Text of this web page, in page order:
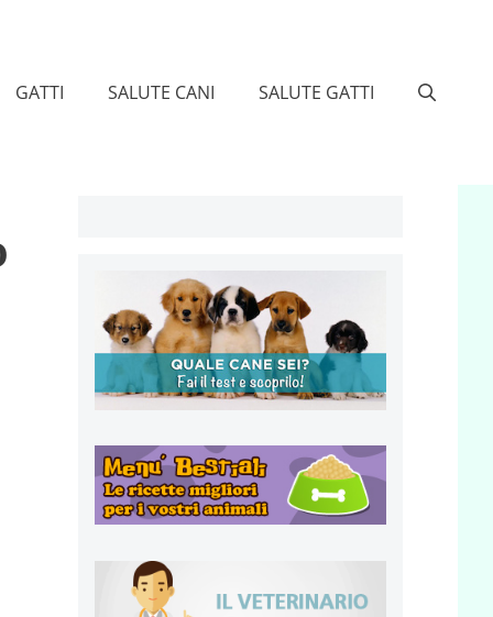
GATTI SALUTE CANI SALUTE GATTI